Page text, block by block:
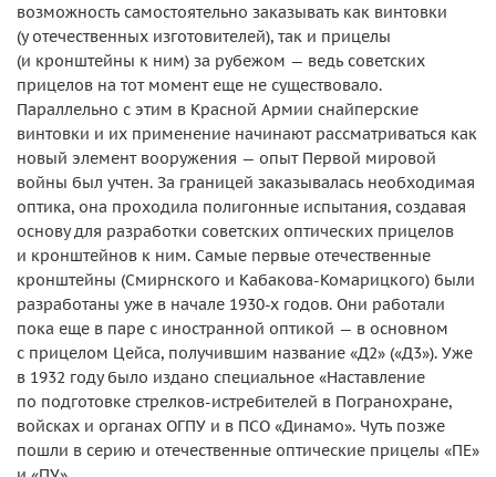
возможность самостоятельно заказывать как винтовки
(у отечественных изготовителей), так и прицелы
(и кронштейны к ним) за рубежом — ведь советских
прицелов на тот момент еще не существовало.
Параллельно с этим в Красной Армии снайперские
винтовки и их применение начинают рассматриваться как
новый элемент вооружения — опыт Первой мировой
войны был учтен. За границей заказывалась необходимая
оптика, она проходила полигонные испытания, создавая
основу для разработки советских оптических прицелов
и кронштейнов к ним. Самые первые отечественные
кронштейны (Смирнского и Кабакова-Комарицкого) были
разработаны уже в начале 1930-х годов. Они работали
пока еще в паре с иностранной оптикой — в основном
с прицелом Цейса, получившим название «Д2» («Д3»). Уже
в 1932 году было издано специальное «Наставление
по подготовке стрелков-истребителей в Погранохране,
войсках и органах ОГПУ и в ПСО «Динамо». Чуть позже
пошли в серию и отечественные оптические прицелы «ПЕ»